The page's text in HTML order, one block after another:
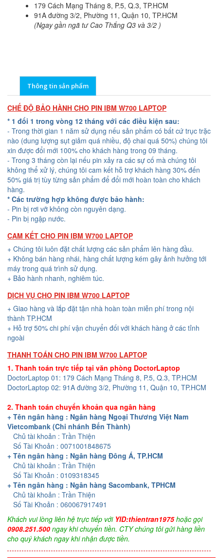
179 Cách Mạng Tháng 8, P.5, Q.3, TP.HCM
91A đường 3/2, Phường 11, Quận 10, TP.HCM
(Ngay gần ngã tư Cao Thắng Q3 và 3/2 )
Thông tin sản phẩm
CHẾ ĐỘ BẢO HÀNH CHO PIN IBM W700 LAPTOP
* 1 đổi 1 trong vòng 12 tháng với các điều kiện sau:
- Trong thời gian 1 năm sử dụng nếu sản phẩm có bất cứ trục trặc
nào (dung lượng sụt giảm quá nhiều, độ chai quá 50%) chúng tôi
xin được đổi mới 100% cho khách hàng trong 09 tháng.
- Trong 3 tháng còn lại nếu pin xảy ra các sự cố mà chúng tôi
không thể xử lý, chúng tôi cam kết hỗ trợ khách hàng 30% đến
50% giá trị tùy từng sản phẩm để đổi mới hoàn toàn cho khách
hàng.
* Các trường hợp không được bảo hành:
- Pin bị rơi vỡ không còn nguyên dạng.
- Pin bị ngập nước.
CAM KẾT CHO PIN IBM W700 LAPTOP
+ Chúng tôi luôn đặt chất lượng các sản phẩm lên hàng đầu.
+ Không bán hàng nhái, hàng chất lượng kém gây ảnh hưởng tới
máy trong quá trình sử dụng.
+ Bảo hành nhanh, nghiêm túc.
DỊCH VỤ CHO PIN IBM W700 LAPTOP
+ Giao hàng và lắp đặt tận nhà hoàn toàn miễn phí trong nội
thành TP.HCM
+ Hỗ trợ 50% chi phí vận chuyển đối với khách hàng ở các tỉnh
ngoài
THANH TOÁN CHO PIN IBM W700 LAPTOP
1. Thanh toán trực tiếp tại văn phòng DoctorLaptop
DoctorLaptop 01: 179 Cách Mạng Tháng 8, P.5, Q.3, TP.HCM
DoctorLaptop 02: 91A đường 3/2, Phường 11, Quận 10, TP.HCM
2. Thanh toán chuyển khoản qua ngân hàng
+ Tên ngân hàng : Ngân hàng Ngoại Thương Việt Nam
Vietcombank (Chi nhánh Bến Thành)
Chủ tài khoản : Trần Thiện
Số Tài Khoản : 0071001848675
+ Tên ngân hàng : Ngân hàng Đông Á, TP.HCM
Chủ tài khoản : Trần Thiện
Số Tài Khoản : 0109318345
+ Tên ngân hàng : Ngân hàng Sacombank, TPHCM
Chủ tài khoản : Trần Thiện
Số Tài Khoản : 060067917491
Khách vui lòng liên hệ trực tiếp với YID:thientran1975hoặc gọi
0908.251.500 ngay khi chuyển tiền. CTY chúng tôi gửi hàng liền
cho quý khách ngay khi nhận được tiền.